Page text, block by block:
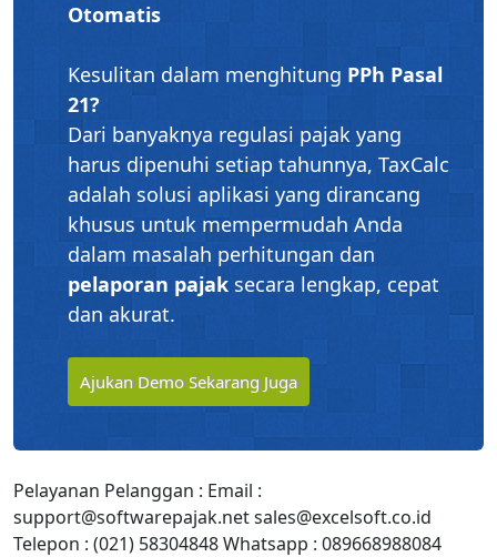
Otomatis
Kesulitan dalam menghitung PPh Pasal
21?
Dari banyaknya regulasi pajak yang
harus dipenuhi setiap tahunnya, TaxCalc
adalah solusi aplikasi yang dirancang
khusus untuk mempermudah Anda
dalam masalah perhitungan dan
pelaporan pajak secara lengkap, cepat
dan akurat.
Ajukan Demo Sekarang Juga
Pelayanan Pelanggan : Email :
support@softwarepajak.net sales@excelsoft.co.id
Telepon : (021) 58304848 Whatsapp : 089668988084